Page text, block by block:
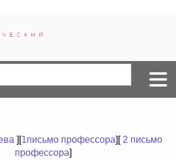
][1письмо профессора][ 2 письмо
профессора]